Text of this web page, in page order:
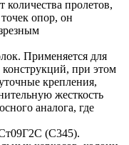
количества пролетов,
опор, он
Применяется для
при этом
крепления,
жесткость
аналога, где
(С345).